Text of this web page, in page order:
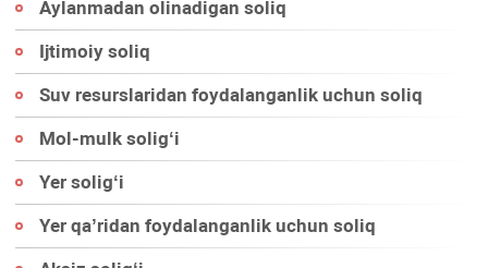
Aylanmadan olinadigan soliq
Ijtimoiy soliq
Suv resurslaridan foydalanganlik uchun soliq
Mol-mulk soligʻi
Yer soligʻi
Yer qa’ridan foydalanganlik uchun soliq